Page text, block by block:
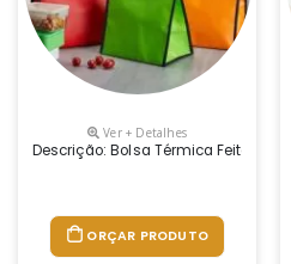
Ver + Detalhes
Descrição: Bolsa Térmica Feita Em
ORÇAR PRODUTO